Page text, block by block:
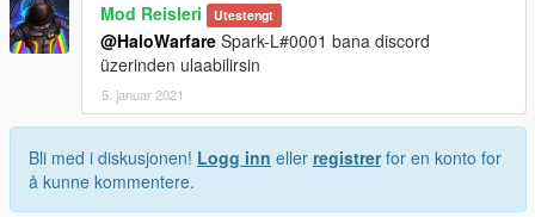
Mod Reisleri Utestengt
@HaloWarfare Spark-L#0001 bana discord
üzerinden ulaabilirsin
5. januar 2021
Bli med i diskusjonen! Logg inn eller registrerfor en konto for
å kunne kommentere.